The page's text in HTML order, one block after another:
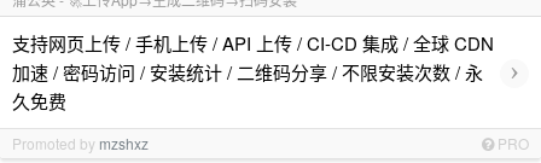
支持网页上传 / 手机上传 / API 上传 / CI-CD 集成 / 全球 CDN
加速 / 密码访问 / 安装统计 / 二维码分享 / 不限安装次数 / 永
久免费
›
Promoted by mzshxz PRO